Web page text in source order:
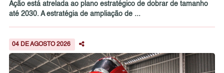
Ação está atrelada ao plano estratégico de dobrar de tamanho
até 2030. A estratégia de ampliação de ...
04 DE AGOSTO 2026